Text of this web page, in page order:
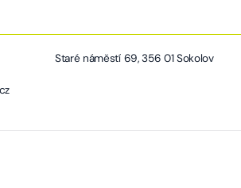
Staré náměstí 69, 356 01 Sokolov